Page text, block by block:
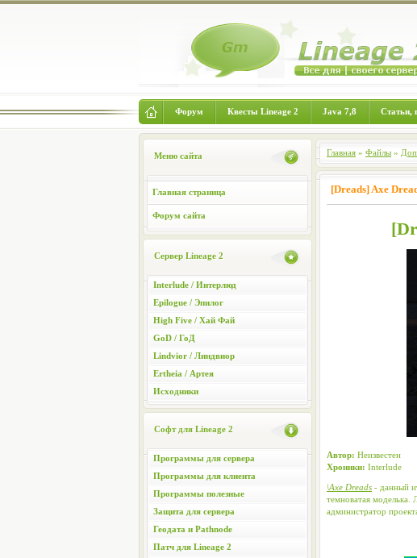
Форум Квесты Lineage 2 Java 7,8 Статьи,
Меню сайта
Главная страница
Форум сайта
Сервер Lineage 2
Interlude / Интерлюд
Epilogue / Эпилог
High Five / Хай Фай
GoD / ГоД
Lindvior / Линдвиор
Ertheia / Артея
Исходники
Софт для Lineage 2
Программы для сервера
Программы для клиента
Программы полезные
Защита для сервера
Геодата и Pathnode
Патч для Lineage 2
Главная » Файлы »
[Dreads] Axe
Автор: Неизвестен
Хроники: Interlude
\Axe Dreads - данный
темноватая моделька.
администратор